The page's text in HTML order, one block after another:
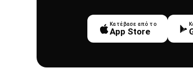
Κατέβασε από το
App Store